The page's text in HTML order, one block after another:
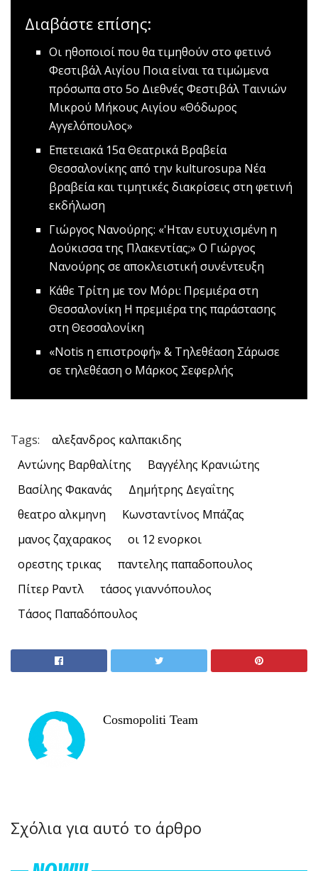
Διαβάστε επίσης:
Οι ηθοποιοί που θα τιμηθούν στο φετινό
Φεστιβάλ Αιγίου Ποια είναι τα τιμώμενα
πρόσωπα στο 5ο Διεθνές Φεστιβάλ Ταινιών
Μικρού Μήκους Αιγίου «Θόδωρος
Αγγελόπουλος»
Eπετειακά 15α Θεατρικά Βραβεία
Θεσσαλονίκης από την kulturosupa Νέα
βραβεία και τιμητικές διακρίσεις στη φετινή
εκδήλωση
Γιώργος Νανούρης: «'Ηταν ευτυχισμένη η
Δούκισσα της Πλακεντίας;» Ο Γιώργος
Νανούρης σε αποκλειστική συνέντευξη
Kάθε Τρίτη με τον Μόρι: Πρεμιέρα στη
Θεσσαλονίκη Η πρεμιέρα της παράστασης
στη Θεσσαλονίκη
«Notis η επιστροφή» & Τηλεθέαση Σάρωσε
σε τηλεθέαση ο Μάρκος Σεφερλής
Tags:
αλεξανδρος καλπακιδης
Αντώνης Βαρθαλίτης
Βαγγέλης Κρανιώτης
Βασίλης Φακανάς
Δημήτρης Δεγαΐτης
θεατρο αλκμηνη
Κωνσταντίνος Μπάζας
μανος ζαχαρακος
οι 12 ενορκοι
ορεστης τρικας
παντελης παπαδοπουλος
Πίτερ Ραντλ
τάσος γιαννόπουλος
Τάσος Παπαδόπουλος
Cosmopoliti Team
Σχόλια για αυτό το άρθρο